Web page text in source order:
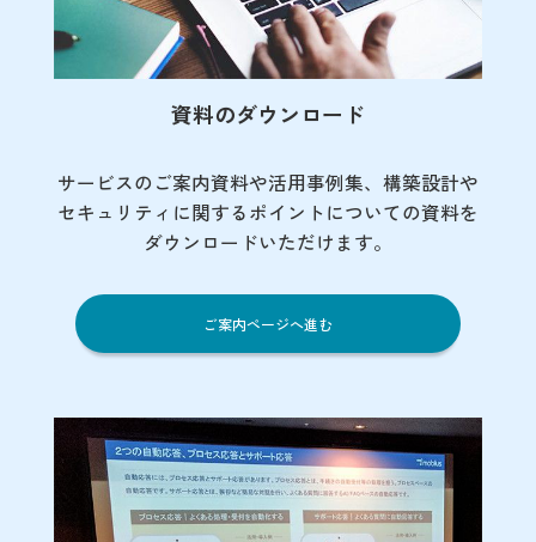
資料のダウンロード
サービスのご案内資料や活用事例集、 構築設計や
セキュリティに関するポイントについての資料を
ダウンロードいただけます。
ご案内ページへ進む